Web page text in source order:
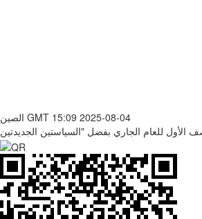
الصين GMT 15:09 2025-08-04